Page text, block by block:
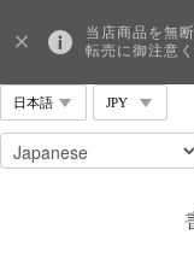
当店商品を無
転売に御注意